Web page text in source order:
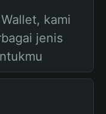
kami
jenis